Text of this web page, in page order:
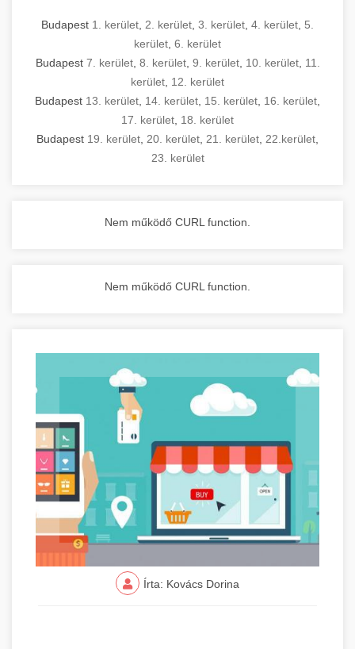
Budapest 1. kerület 2. kerület 3. kerület 4. kerület 5.
kerület 6. kerület
Budapest 7. kerület, 8. kerület, 9. kerület, 10. kerület, 11.
kerület 12. kerület
Budapest 13. kerület 14. kerület 15. kerület 16. kerület
17. kerület 18. kerület
Budapest 19. kerület 20. kerület 21. kerület 22.kerület
23. kerület
Nem működő CURL function.
Nem működő CURL function.
Írta: Kovács Dorina